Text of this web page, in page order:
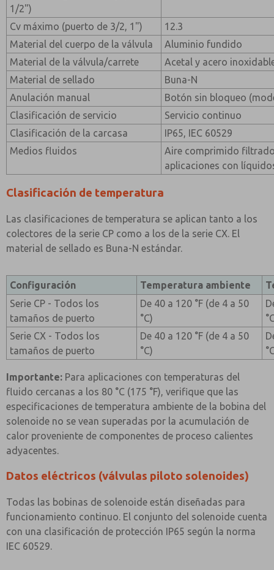
1/2")
Cv máximo (puerto de 3/2, 1")
12.3
Material del cuerpo de la válvula
Aluminio fundido
Material de la válvula/carrete
Acetal y acero
Material de sellado
Buna-N
Anulación manual
Botón sin bloqueo
Clasificación de servicio
Servicio continuo
Clasificación de la carcasa
IP65, IEC 60529
Medios fluidos
Aire comprimido
aplicaciones con
Clasificación de temperatura
Las clasificaciones de temperatura se aplican tanto a los
colectores de la serie CP como a los de la serie CX. El
material de sellado es Buna-N estándar.
Configuración Temperatura ambiente
Serie CP - Todos los
tamaños de puerto
De 40 a 120 °F (de 4 a 50
°C)
Serie CX - Todos los
tamaños de puerto
De 40 a 120 °F (de 4 a 50
°C)
Importante: Para aplicaciones con temperaturas del
fluido cercanas a los 80 °C (175 °F), verifique que las
especificaciones de temperatura ambiente de la bobina del
solenoide no se vean superadas por la acumulación de
calor proveniente de componentes de proceso calientes
adyacentes.
Datos eléctricos (válvulas piloto solenoides)
Todas las bobinas de solenoide están diseñadas para
funcionamiento continuo. El conjunto del solenoide cuenta
con una clasificación de protección IP65 según la norma
IEC 60529.